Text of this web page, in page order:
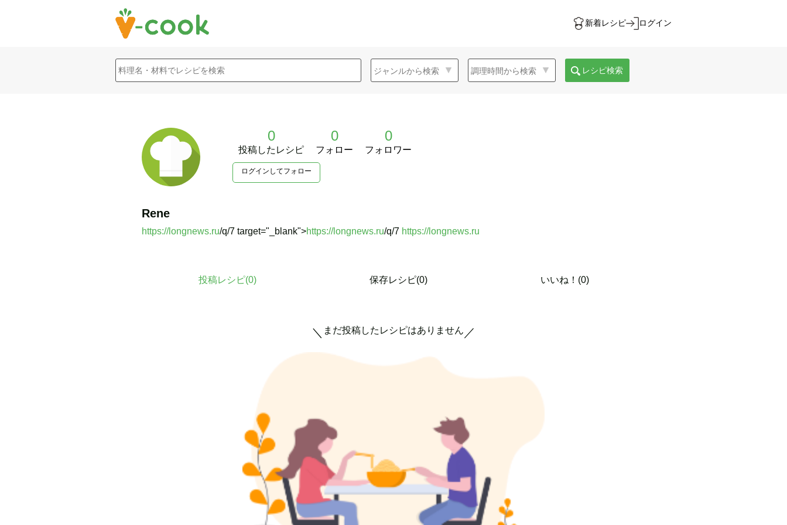
新着レシピ ログイン
レシピ検索
0
投稿したレシピ
0
フォロー
0
フォロワー
ログインしてフォロー
Rene
https://longnews.ru/q/7 target="_blank">https://longnews.ru/q/7 https://longnews.ru
投稿レシピ(0) 保存レシピ(0) いいね！(0)
＼ まだ投稿したレシピはありません ／